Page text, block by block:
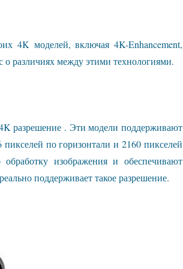
4K моделей, включая 4K-Enhancement,
различиях между этими технологиями.
разрешение . Эти модели поддерживают
по горизонтали и 2160 пикселей
изображения и обеспечивают
поддерживает такое разрешение.